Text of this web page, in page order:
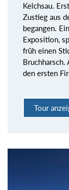
Kelchsau.
Zustieg aus
begangen.
Exposition,
früh einen
den ersten
Tour